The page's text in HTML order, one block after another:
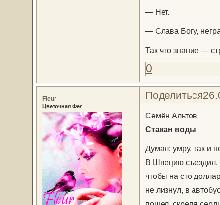
— Нет.
— Слава Богу,
Так что знание —
0
Поделиться
Fleur
Цветочная Фея
Семён Альтов
Стакан воды
Думал: умру, так и
В Швецию съездил.
чтобы на сто
не лизнул, в